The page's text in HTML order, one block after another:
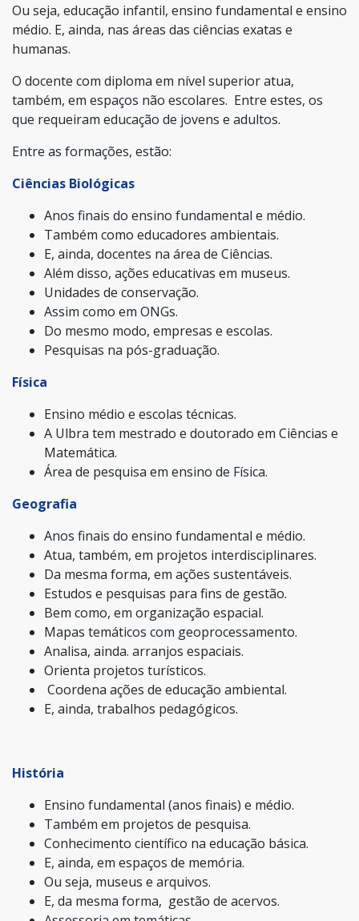
Ou seja, educação infantil, ensino fundamental e ensino
médio. E, ainda, nas áreas das ciências exatas e
humanas.
O docente com diploma em nível superior atua,
também, em espaços não escolares. Entre estes, os
que requeiram educação de jovens e adultos.
Entre as formações, estão:
Ciências Biológicas
Anos finais do ensino fundamental e médio.
Também como educadores ambientais.
E, ainda, docentes na área de Ciências.
Além disso, ações educativas em museus.
Unidades de conservação.
Assim como em ONGs.
Do mesmo modo, empresas e escolas.
Pesquisas na pós-graduação.
Física
Ensino médio e escolas técnicas.
A Ulbra tem mestrado e doutorado em Ciências e
Matemática.
Área de pesquisa em ensino de Física.
Geografia
Anos finais do ensino fundamental e médio.
Atua, também, em projetos interdisciplinares.
Da mesma forma, em ações sustentáveis.
Estudos e pesquisas para fins de gestão.
Bem como, em organização espacial.
Mapas temáticos com geoprocessamento.
Analisa, ainda. arranjos espaciais.
Orienta projetos turísticos.
Coordena ações de educação ambiental.
E, ainda, trabalhos pedagógicos.
História
Ensino fundamental (anos finais) e médio.
Também em projetos de pesquisa.
Conhecimento científico na educação básica.
E, ainda, em espaços de memória.
Ou seja, museus e arquivos.
E, da mesma forma, gestão de acervos.